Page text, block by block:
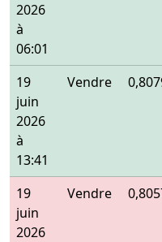
2026
à
06:01
19
juin
2026
à
13:41
Vendre
19
juin
2026
Vendre